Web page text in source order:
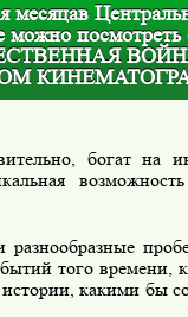
месяцав
можно
богат на
того времени,
какими бы